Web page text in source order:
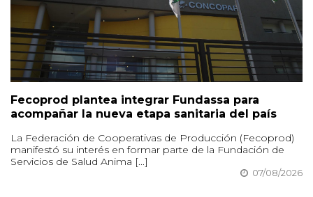
Fecoprod plantea integrar Fundassa para
acompañar la nueva etapa sanitaria del país
La Federación de Cooperativas de Producción (Fecoprod)
manifestó su interés en formar parte de la Fundación de
Servicios de Salud Anima [...]
07/08/2026